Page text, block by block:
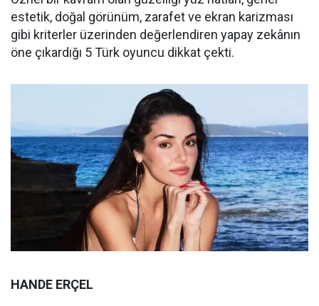
estetik, doğal görünüm, zarafet ve ekran karizması
gibi kriterler üzerinden değerlendiren yapay zekânın
öne çıkardığı 5 Türk oyuncu dikkat çekti.
HANDE ERÇEL